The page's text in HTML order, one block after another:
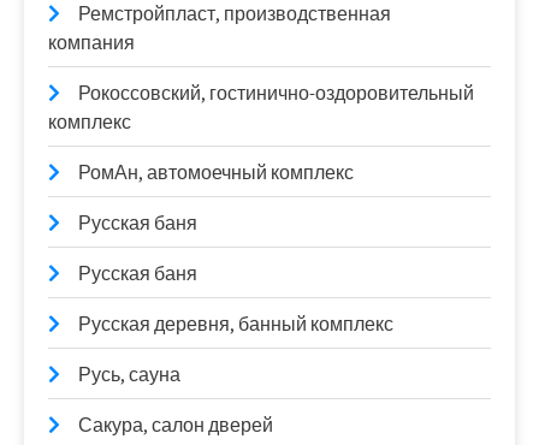
Ремстройпласт, производственная
компания
Рокоссовский, гостинично-оздоровительный
комплекс
РомАн, автомоечный комплекс
Русская баня
Русская баня
Русская деревня, банный комплекс
Русь, сауна
Сакура, салон дверей